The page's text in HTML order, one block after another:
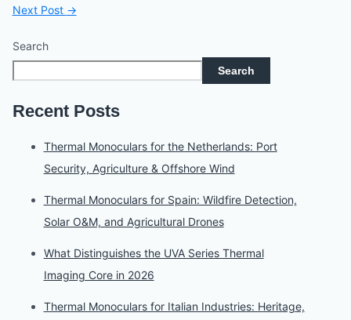
Next Post →
Search
Search
Recent Posts
Thermal Monoculars for the Netherlands: Port
Security, Agriculture & Offshore Wind
Thermal Monoculars for Spain: Wildfire Detection,
Solar O&M, and Agricultural Drones
What Distinguishes the UVA Series Thermal
Imaging Core in 2026
Thermal Monoculars for Italian Industries: Heritage,